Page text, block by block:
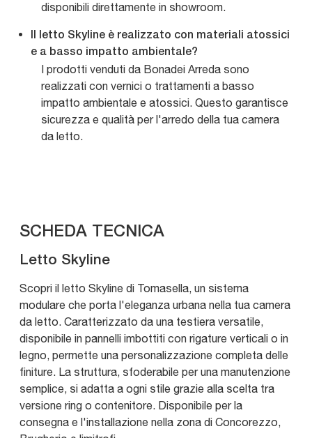
disponibili direttamente in showroom.
Il letto Skyline è realizzato con materiali atossici
e a basso impatto ambientale?
I prodotti venduti da Bonadei Arreda sono
realizzati con vernici o trattamenti a basso
impatto ambientale e atossici. Questo garantisce
sicurezza e qualità per l'arredo della tua camera
da letto.
SCHEDA TECNICA
Letto Skyline
Scopri il letto Skyline di Tomasella, un sistema
modulare che porta l'eleganza urbana nella tua camera
da letto. Caratterizzato da una testiera versatile,
disponibile in pannelli imbottiti con rigature verticali o in
legno, permette una personalizzazione completa delle
finiture. La struttura, sfoderabile per una manutenzione
semplice, si adatta a ogni stile grazie alla scelta tra
versione ring o contenitore. Disponibile per la
consegna e l'installazione nella zona di Concorezzo,